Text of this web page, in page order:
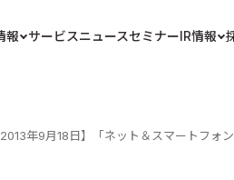
報 サービスニュースセミナーIR情報
2013年9月18日】「ネット＆スマートフォ